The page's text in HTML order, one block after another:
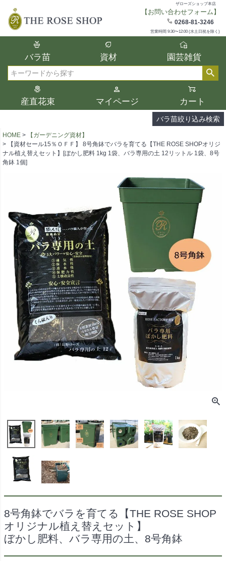
ザローズショップ本店
【お問い合わせフォーム】
0268-81-3246
営業時間 9:30〜12:00 (水土日祝を除く)
バラ苗 資材 園芸雑貨
産直花束 マイページ カート
バラ苗絞り込み検索
在庫
在庫ありのみ表示
検索
複数の条件を選択して絞り込み検索が可能
選択した項目全てに該当する品種のみ検索
結果に表示されます。
タイプ、カラー、ブランドなどは1つずつ選
択してください。
HOME
【ガーデニング資材】
【資材セール15％ＯＦＦ】 8号角鉢でバラを育てる【THE ROSE SHOPオリジ
ナル植え替えセット】[ぼかし肥料 1kg 1袋、バラ専用の土 12リットル 1袋、8号
角鉢 1個]
8号角鉢でバラを育てる【THE ROSE SHOP
オリジナル植え替えセット】
ぼかし肥料、バラ専用の土、8号角鉢